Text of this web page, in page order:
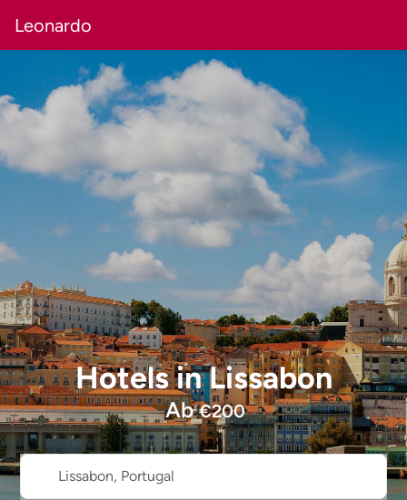
Leonardo
HotelsinLissabon
Ab€200
Lissabon, Portugal